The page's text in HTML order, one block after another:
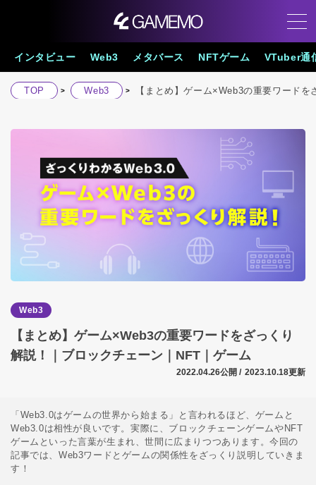
インタビュー Web3 メタバース NFTゲーム VTuber通
TOP Web3 【まとめ】ゲーム×Web3の重要ワード
Web3
【まとめ】ゲーム×Web3の重要ワードをざっくり
解説！｜ブロックチェーン｜NFT｜ゲーム
2022.04.26公開 / 2023.10.18更新
「Web3.0はゲームの世界から始まる」と言われるほど、ゲームと
Web3.0は相性が良いです。実際に、ブロックチェーンゲームやNFT
ゲームといった言葉が生まれ、世間に広まりつつあります。今回の
記事では、Web3ワードとゲームの関係性をざっくり説明していきま
す！